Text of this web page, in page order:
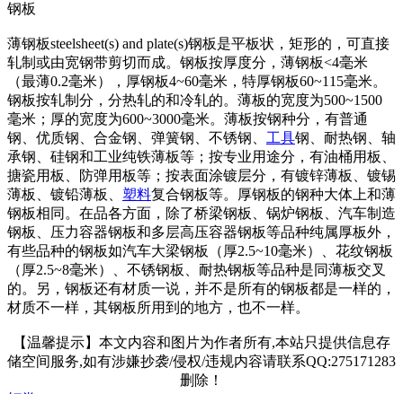
钢板
薄钢板steelsheet(s) and plate(s)钢板是平板状，矩形的，可直接
轧制或由宽钢带剪切而成。钢板按厚度分，薄钢板<4毫米
（最薄0.2毫米），厚钢板4~60毫米，特厚钢板60~115毫米。
钢板按轧制分，分热轧的和冷轧的。薄板的宽度为500~1500
毫米；厚的宽度为600~3000毫米。薄板按钢种分，有普通
钢、优质钢、合金钢、弹簧钢、不锈钢、 工具钢、耐热钢、轴
承钢、硅钢和工业纯铁薄板等；按专业用途分，有油桶用板、
搪瓷用板、防弹用板等；按表面涂镀层分，有镀锌薄板、镀锡
薄板、镀铅薄板、 塑料复合钢板等。厚钢板的钢种大体上和薄
钢板相同。在品各方面，除了桥梁钢板、锅炉钢板、汽车制造
钢板、压力容器钢板和多层高压容器钢板等品种纯属厚板外，
有些品种的钢板如汽车大梁钢板（厚2.5~10毫米）、花纹钢板
（厚2.5~8毫米）、不锈钢板、耐热钢板等品种是同薄板交叉
的。另，钢板还有材质一说，并不是所有的钢板都是一样的，
材质不一样，其钢板所用到的地方，也不一样。
【温馨提示】本文内容和图片为作者所有,本站只提供信息存
储空间服务,如有涉嫌抄袭/侵权/违规内容请联系QQ:275171283
删除！